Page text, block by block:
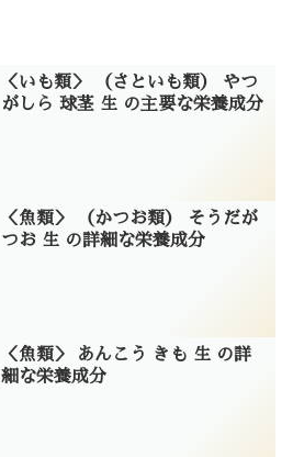
＜いも類＞ （さといも類） やつ
がしら 球茎 生 の主要な栄養成分
＜魚類＞ （かつお類） そうだが
つお 生 の詳細な栄養成分
＜魚類＞ あんこう きも 生 の詳
細な栄養成分